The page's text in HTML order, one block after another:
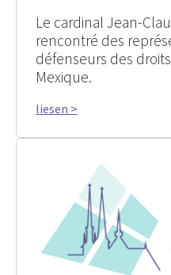
Le cardinal Jean-
rencontré des
défenseurs des
Mexique.
liesen >